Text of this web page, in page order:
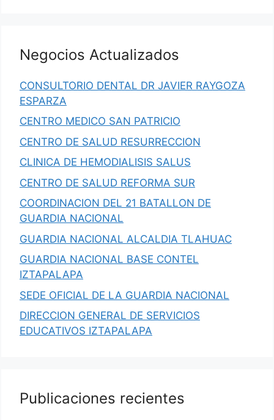
Negocios Actualizados
CONSULTORIO DENTAL DR JAVIER RAYGOZA
ESPARZA
CENTRO MEDICO SAN PATRICIO
CENTRO DE SALUD RESURRECCION
CLINICA DE HEMODIALISIS SALUS
CENTRO DE SALUD REFORMA SUR
COORDINACION DEL 21 BATALLON DE
GUARDIA NACIONAL
GUARDIA NACIONAL ALCALDIA TLAHUAC
GUARDIA NACIONAL BASE CONTEL
IZTAPALAPA
SEDE OFICIAL DE LA GUARDIA NACIONAL
DIRECCION GENERAL DE SERVICIOS
EDUCATIVOS IZTAPALAPA
Publicaciones recientes